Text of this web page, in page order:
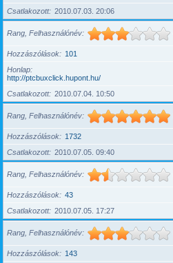
Csatlakozott
2010.07.03. 20:06
Rang, Felhasználónév
Hozzászólások
101
Honlap
http://ptcbuxclick.hupont.hu/
Csatlakozott
2010.07.04. 10:50
Rang, Felhasználónév
Hozzászólások
1732
Csatlakozott
2010.07.05. 09:40
Rang, Felhasználónév
Hozzászólások
43
Csatlakozott
2010.07.05. 17:27
Rang, Felhasználónév
Hozzászólások
143